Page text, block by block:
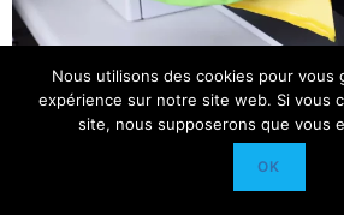
Nous utilisons des cookies pour vous
expérience sur notre site web. Si vous
site, nous supposerons que vous
OK